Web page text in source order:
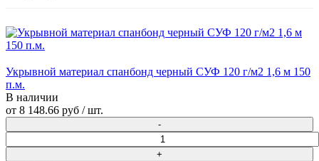
Укрывной материал спанбонд черный СУФ 120 г/м2 1,6 м 150
п.м.
В наличии
от 8 148.66 руб / шт.